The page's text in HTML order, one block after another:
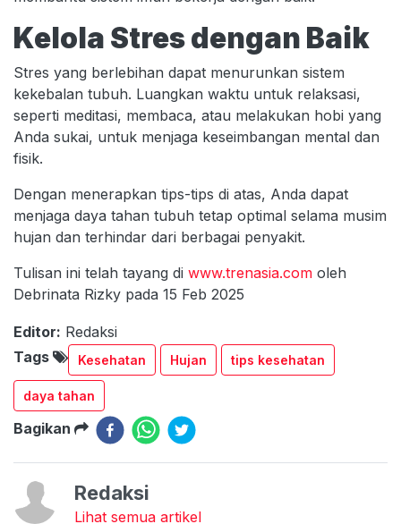
Kelola Stres dengan Baik
Stres yang berlebihan dapat menurunkan sistem
kekebalan tubuh. Luangkan waktu untuk relaksasi,
seperti meditasi, membaca, atau melakukan hobi yang
Anda sukai, untuk menjaga keseimbangan mental dan
fisik.
Dengan menerapkan tips-tips di atas, Anda dapat
menjaga daya tahan tubuh tetap optimal selama musim
hujan dan terhindar dari berbagai penyakit.
Tulisan ini telah tayang di www.trenasia.com oleh
Debrinata Rizky pada 15 Feb 2025
Editor: Redaksi
Tags
Kesehatan Hujan tips kesehatan
daya tahan
Bagikan
Redaksi
Lihat semua artikel